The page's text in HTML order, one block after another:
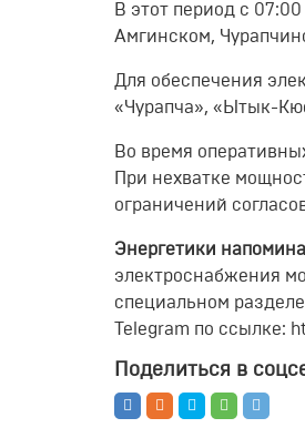
В этот период с
Амгинском,
Для обеспечения
«Чурапча», «Ытык-
Во время
При нехватке
ограничений
Энергетики
электроснабжения
специальном
Telegram по ссылке:
Поделиться в